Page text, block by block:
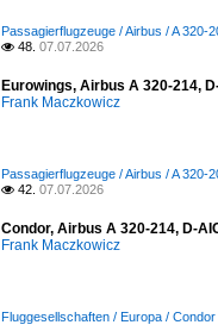
Passagierflugzeuge / Airbus / A 320-
 48. 07.07.2026
Eurowings, Airbus A 320-214,
Frank Maczkowicz
Passagierflugzeuge / Airbus / A 320-
 42. 07.07.2026
Condor, Airbus A 320-214, D-
Frank Maczkowicz
Fluggesellschaften / Europa /